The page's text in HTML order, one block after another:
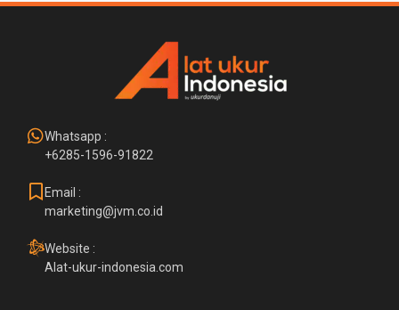
Whatsapp :
+6285-1596-91822
Email :
marketing@jvm.co.id
Website :
Alat-ukur-indonesia.com